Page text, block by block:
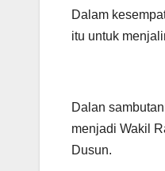
Dalam
itu untuk
Dalan
menjadi Wakil
Dusun.